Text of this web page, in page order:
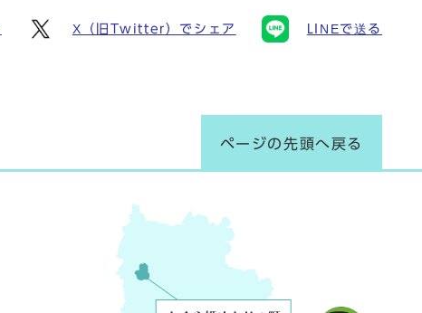
X（旧Twitter）でシェア LINEで送る
ページの先頭へ戻る